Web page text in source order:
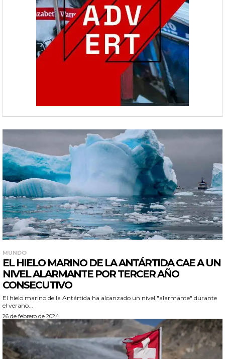
MUNDO
EL HIELO MARINO DE LA ANTÁRTIDA CAE A UN
NIVEL ALARMANTE POR TERCER AÑO
CONSECUTIVO
El hielo marino de la Antártida ha alcanzado un nivel "alarmante" durante
el verano...
26 de febrero de 2024